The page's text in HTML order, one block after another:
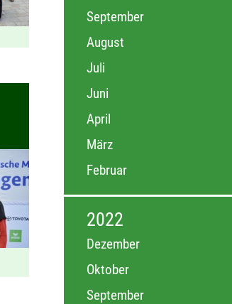
September
August
Juli
Juni
April
März
Februar
2022
Dezember
Oktober
September